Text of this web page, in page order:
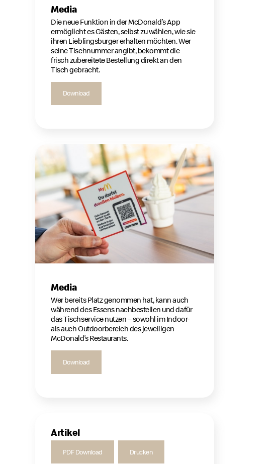
Media
Die neue Funktion in der McDonald’s App
ermöglicht es Gästen, selbst zu wählen, wie sie
ihren Lieblingsburger erhalten möchten. Wer
seine Tischnummer angibt, bekommt die
frisch zubereitete Bestellung direkt an den
Tisch gebracht.
Download
Media
Wer bereits Platz genommen hat, kann auch
während des Essens nachbestellen und dafür
das Tischservice nutzen – sowohl im Indoor-
als auch Outdoorbereich des jeweiligen
McDonald’s Restaurants.
Download
Artikel
PDF Download Drucken